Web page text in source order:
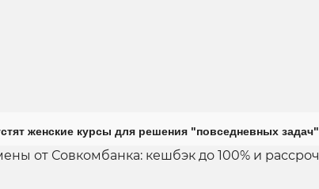
женские курсы для решения "повседневных задач"